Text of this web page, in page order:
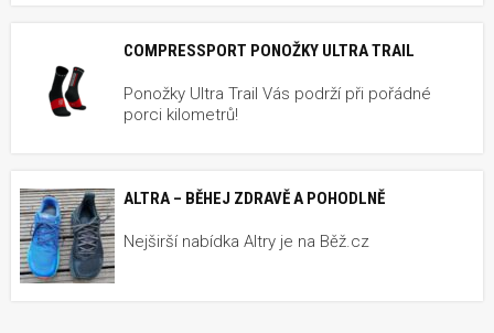
COMPRESSPORT PONOŽKY ULTRA TRAIL
Ponožky Ultra Trail Vás podrží při pořádné
porci kilometrů!
ALTRA – BĚHEJ ZDRAVĚ A POHODLNĚ
Nejširší nabídka Altry je na Běž.cz